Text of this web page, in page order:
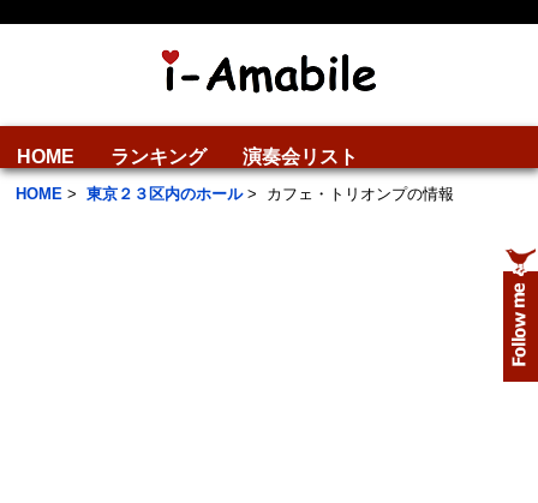
HOME ランキング 演奏会リスト
HOME > 東京２３区内のホール> カフェ・トリオンプの情報